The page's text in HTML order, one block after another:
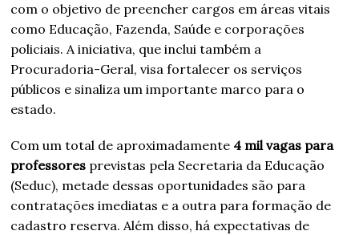
com o objetivo de preencher cargos em áreas vitais
como Educação, Fazenda, Saúde e corporações
policiais. A iniciativa, que inclui também a
Procuradoria-Geral, visa fortalecer os serviços
públicos e sinaliza um importante marco para o
estado.
Com um total de aproximadamente 4 mil vagas para
professores previstas pela Secretaria da Educação
(Seduc), metade dessas oportunidades são para
contratações imediatas e a outra para formação de
cadastro reserva. Além disso, há expectativas de